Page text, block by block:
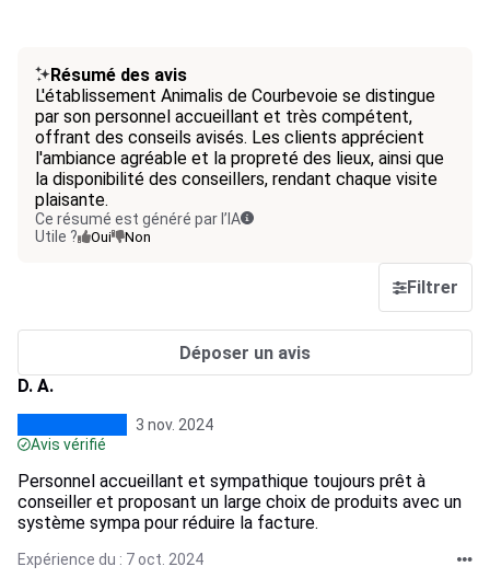
Résumé des avis
L'établissement Animalis de Courbevoie se distingue
par son personnel accueillant et très compétent,
offrant des conseils avisés. Les clients apprécient
l'ambiance agréable et la propreté des lieux, ainsi que
la disponibilité des conseillers, rendant chaque visite
plaisante.
Ce résumé est généré par l’IA
Utile ?
Oui Non
Filtrer
Déposer un avis
D. A.
3 nov. 2024
Avis vérifié
Personnel accueillant et sympathique toujours prêt à
conseiller et proposant un large choix de produits avec un
système sympa pour réduire la facture.
Expérience du : 7 oct. 2024